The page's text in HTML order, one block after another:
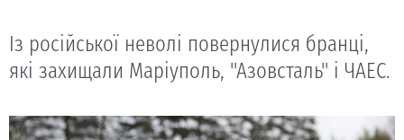
Із російської неволі повернулися бранці,
які захищали Маріуполь, "Азовсталь" і ЧАЕС.